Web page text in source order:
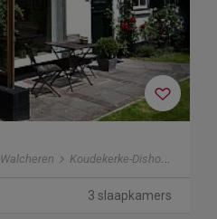
Walcheren Koudekerke-Dishoek
3 slaapkamers